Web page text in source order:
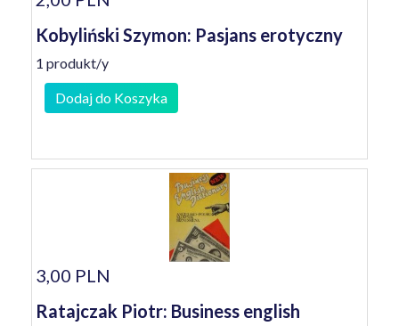
Kobyliński Szymon: Pasjans erotyczny
1 produkt/y
Dodaj do Koszyka
3,00 PLN
Ratajczak Piotr: Business english